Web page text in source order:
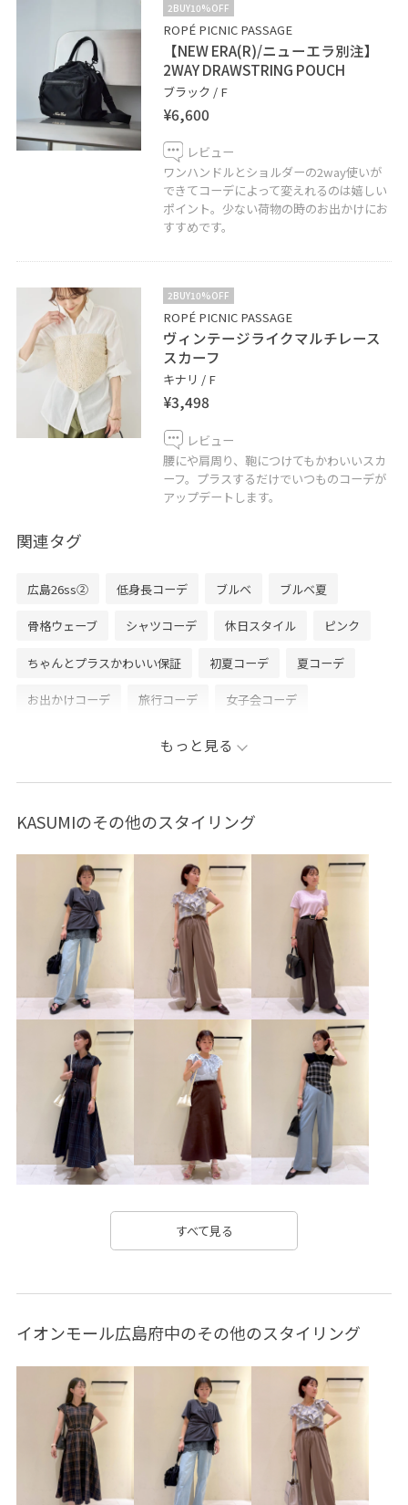
2BUY10%OFF
ROPÉ PICNIC PASSAGE
【NEW ERA(R)/ニューエラ別注】
2WAY DRAWSTRING POUCH
ブラック / F
¥6,600
レビュー
ワンハンドルとショルダーの2way使いが
できてコーデによって変えれるのは嬉しい
ポイント。少ない荷物の時のお出かけにお
すすめです。
2BUY10%OFF
ROPÉ PICNIC PASSAGE
ヴィンテージライクマルチレース
スカーフ
キナリ / F
¥3,498
レビュー
腰にや肩周り、鞄につけてもかわいいスカ
ーフ。プラスするだけでいつものコーデが
アップデートします。
関連タグ
広島26ss② 低身長コーデ ブルベ ブルベ夏
骨格ウェーブ シャツコーデ 休日スタイル ピンク
ちゃんとプラスかわいい保証 初夏コーデ 夏コーデ
お出かけコーデ 旅行コーデ 女子会コーデ
パンツスタイル
ブルべ夏 乾燥 低身長
ショルダーバッグ シューズ サンダル 財布/小物
バンダナ/スカーフ GDH16510 GDM16460
GDS16250 GIN26050 GIX46000
26mother'sday 26RPUVCARE 26SS15 26SS20
26SS20dp 26SS20gsr 26SSRPgoods
26SS_ジョーゼット 26SSお着軽シャツ 2WAYで使える
blouse_pickup Exclusive_GW NEWERA別注
RP26SS RP26SS_goods RP26SS着映えトップス
Tシャツ Wbottoms_pickup きちんと感 きれいめ
しっかりホールド
アクセサリー インソール イージーパンツ
ウォーム感 オフショルダー カシュクール
カジュアル カレッジロゴ カレッジロゴ_pic26SS
キッズ キャップ キャミソール クッション性
クーポン対象商品 コットン コットン100% ゴム仕様
サステナブル サブバッグ シアー
シアー感 シンプル ジャケット スカート
もっと見る
KASUMIのその他のスタイリング
すべて見る
イオンモール広島府中のその他のスタイリング